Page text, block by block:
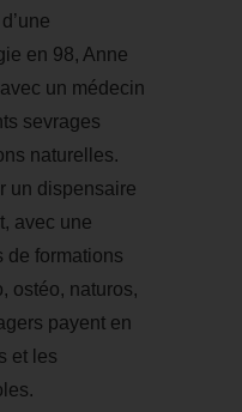
en 98, Anne
un médecin
sevrages
naturelles.
un dispensaire
avec une
de formations
ostéo, naturos,
payent en
et les